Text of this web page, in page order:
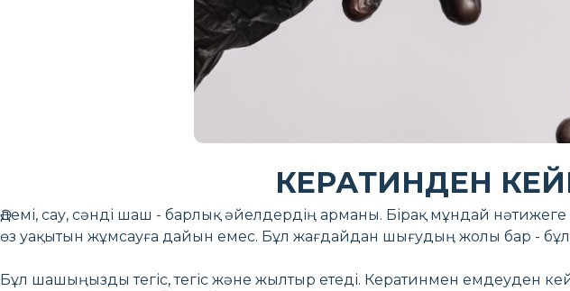
КЕРАТИНДЕН
Әдемі, сау, сәнді шаш - барлық әйелдердің арманы. Бірақ мұндай
өз уақытын жұмсауға дайын емес. Бұл жағдайдан шығудың жолы бар - бұл
Бұл шашыңызды тегіс, тегіс және жылтыр етеді. Кератинмен емдеуден